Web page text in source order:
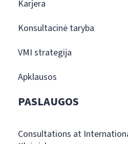
Karjera
Konsultacinė taryba
VMI strategija
Apklausos
PASLAUGOS
Consultations at